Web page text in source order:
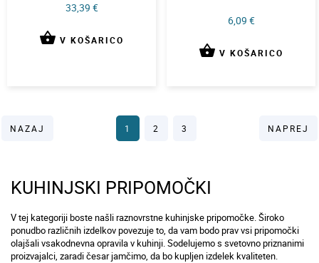
33,39 €
shopping_basket V KOŠARICO
6,09 €
shopping_basket V KOŠARICO
NAZAJ 1 2 3 NAPREJ
KUHINJSKI PRIPOMOČKI
V tej kategoriji boste našli raznovrstne kuhinjske pripomočke. Široko
ponudbo različnih izdelkov povezuje to, da vam bodo prav vsi pripomočki
olajšali vsakodnevna opravila v kuhinji. Sodelujemo s svetovno priznanimi
proizvajalci, zaradi česar jamčimo, da bo kupljen izdelek kvaliteten.